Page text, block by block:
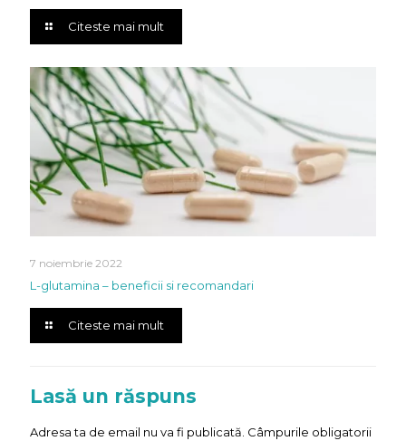
Citeste mai mult
7 noiembrie 2022
L-glutamina – beneficii si recomandari
Citeste mai mult
Lasă un răspuns
Adresa ta de email nu va fi publicată. Câmpurile obligatorii